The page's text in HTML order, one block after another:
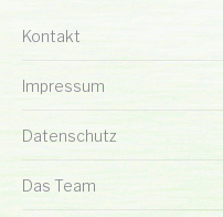
Kontakt
Impressum
Datenschutz
Das Team